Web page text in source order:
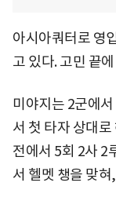
아시아쿼터로 영
고 있다. 고민 끝
미야지는 2군에
서 첫 타자 상대
전에서 5회 2사 2
서 헬멧 챙을 맞